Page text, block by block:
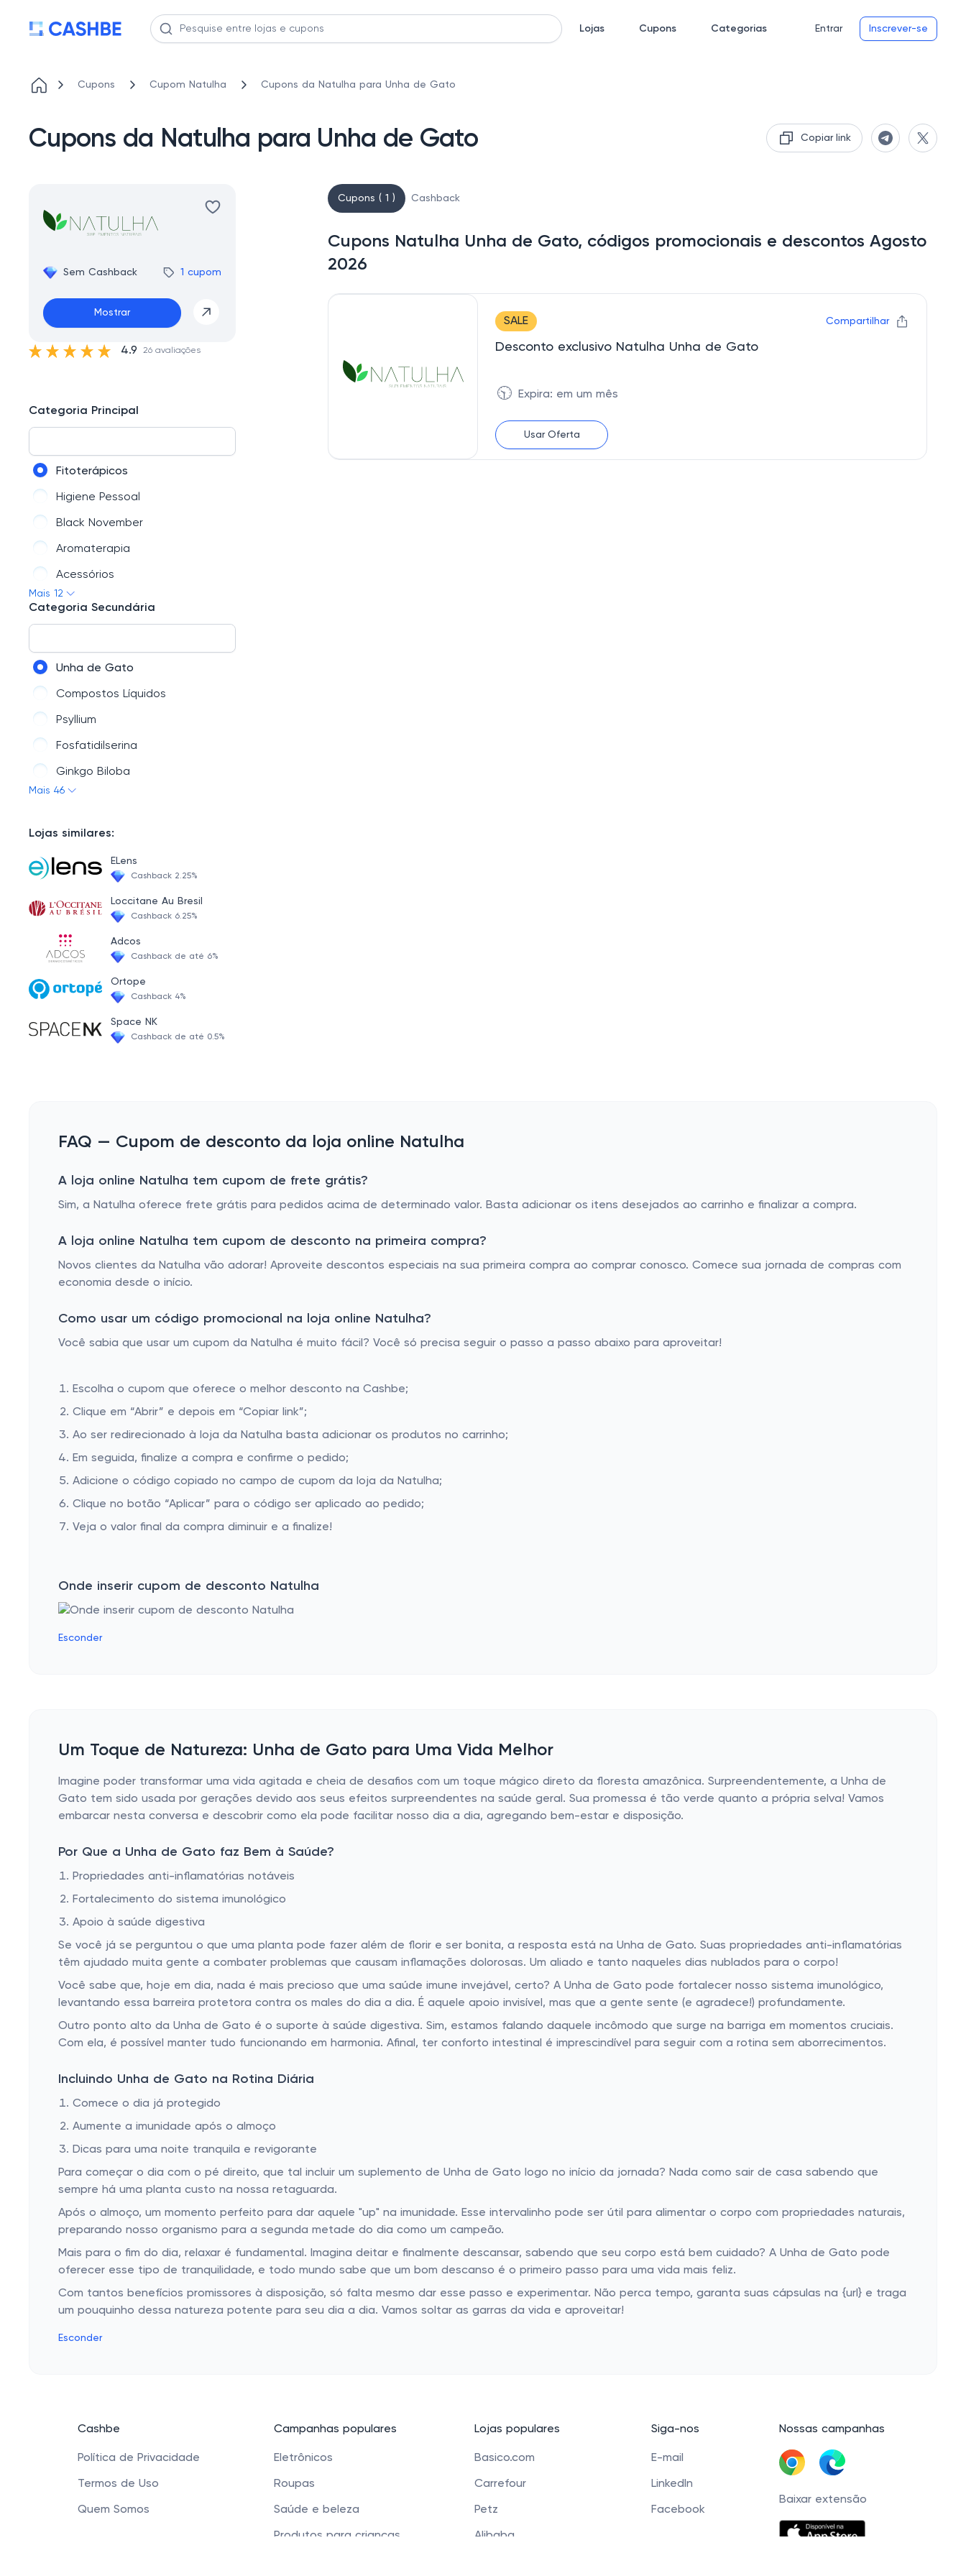
Lojas Cupons Categorias Entrar Inscrever-se
Cupons Cupom Natulha Cupons da Natulha para Unha de Gato
Cupons da Natulha para Unha de Gato Copiar link
Sem Cashback 1 cupom
Mostrar
4.9 26 avaliações
Categoria Principal
Fitoterápicos
Higiene Pessoal
Black November
Aromaterapia
Acessórios
Chás
Kits
Vitaminas e Minerais
Mais 12
Categoria Secundária
Unha de Gato
Compostos Líquidos
Psyllium
Fosfatidilserina
Ginkgo Biloba
Pinus Pinaster
Espinheira Santa
Cúrcuma
Semente de Uva
Feno Grego
Canela de Velho
Fitoterápicos capsulas
Berinjela
Luteína
Chás em Cápsulas
Ora-Pro-Nobis
Cranberry
Amora
Ginseng
Cavalinha
MSM Enxofre Orgânico
PEA (Palmitoiletanolamida)
Triptofano
Isoflavonas
Alcaçuz
Mais 46
Lojas similares:
ELens
Cashback 2.25%
Loccitane Au Bresil
Cashback 6.25%
Adcos
Cashback de até 6%
Ortope
Cashback 4%
Space NK
Cashback de até 0.5%
Cupons ( 1 ) Cashback
Cupons Natulha Unha de Gato, códigos promocionais e descontos Agosto
2026
SALE Compartilhar
Desconto exclusivo Natulha Unha de Gato
🕥 Expira: em um mês
Usar Oferta
FAQ — Cupom de desconto da loja online Natulha
A loja online Natulha tem cupom de frete grátis?
Sim, a Natulha oferece frete grátis para pedidos acima de determinado valor. Basta adicionar os itens desejados ao carrinho e finalizar a compra.
A loja online Natulha tem cupom de desconto na primeira compra?
Novos clientes da Natulha vão adorar! Aproveite descontos especiais na sua primeira compra ao comprar conosco. Comece sua jornada de compras com
economia desde o início.
Como usar um código promocional na loja online Natulha?
Você sabia que usar um cupom da Natulha é muito fácil? Você só precisa seguir o passo a passo abaixo para aproveitar!
Escolha o cupom que oferece o melhor desconto na Cashbe;
Clique em “Abrir” e depois em “Copiar link”;
Ao ser redirecionado à loja da Natulha basta adicionar os produtos no carrinho;
Em seguida, finalize a compra e confirme o pedido;
Adicione o código copiado no campo de cupom da loja da Natulha;
Clique no botão “Aplicar” para o código ser aplicado ao pedido;
Veja o valor final da compra diminuir e a finalize!
Onde inserir cupom de desconto Natulha
Esconder
Um Toque de Natureza: Unha de Gato para Uma Vida Melhor
Imagine poder transformar uma vida agitada e cheia de desafios com um toque mágico direto da floresta amazônica. Surpreendentemente, a Unha de
Gato tem sido usada por gerações devido aos seus efeitos surpreendentes na saúde geral. Sua promessa é tão verde quanto a própria selva! Vamos
embarcar nesta conversa e descobrir como ela pode facilitar nosso dia a dia, agregando bem-estar e disposição.
Por Que a Unha de Gato faz Bem à Saúde?
Propriedades anti-inflamatórias notáveis
Fortalecimento do sistema imunológico
Apoio à saúde digestiva
Se você já se perguntou o que uma planta pode fazer além de florir e ser bonita, a resposta está na Unha de Gato. Suas propriedades anti-inflamatórias
têm ajudado muita gente a combater problemas que causam inflamações dolorosas. Um aliado e tanto naqueles dias nublados para o corpo!
Você sabe que, hoje em dia, nada é mais precioso que uma saúde imune invejável, certo? A Unha de Gato pode fortalecer nosso sistema imunológico,
levantando essa barreira protetora contra os males do dia a dia. É aquele apoio invisível, mas que a gente sente (e agradece!) profundamente.
Outro ponto alto da Unha de Gato é o suporte à saúde digestiva. Sim, estamos falando daquele incômodo que surge na barriga em momentos cruciais.
Com ela, é possível manter tudo funcionando em harmonia. Afinal, ter conforto intestinal é imprescindível para seguir com a rotina sem aborrecimentos.
Incluindo Unha de Gato na Rotina Diária
Comece o dia já protegido
Aumente a imunidade após o almoço
Dicas para uma noite tranquila e revigorante
Para começar o dia com o pé direito, que tal incluir um suplemento de Unha de Gato logo no início da jornada? Nada como sair de casa sabendo que
sempre há uma planta custo na nossa retaguarda.
Após o almoço, um momento perfeito para dar aquele "up" na imunidade. Esse intervalinho pode ser útil para alimentar o corpo com propriedades naturais,
preparando nosso organismo para a segunda metade do dia como um campeão.
Mais para o fim do dia, relaxar é fundamental. Imagina deitar e finalmente descansar, sabendo que seu corpo está bem cuidado? A Unha de Gato pode
oferecer esse tipo de tranquilidade, e todo mundo sabe que um bom descanso é o primeiro passo para uma vida mais feliz.
Com tantos benefícios promissores à disposição, só falta mesmo dar esse passo e experimentar. Não perca tempo, garanta suas cápsulas na {url} e traga
um pouquinho dessa natureza potente para seu dia a dia. Vamos soltar as garras da vida e aproveitar!
Esconder
Cashbe
Política de Privacidade
Termos de Uso
Quem Somos
Campanhas populares
Eletrônicos
Roupas
Saúde e beleza
Produtos para crianças
Lojas populares
Basico.com
Carrefour
Petz
Alibaba
Siga-nos
E-mail
LinkedIn
Facebook
Nossas campanhas
Baixar extensão